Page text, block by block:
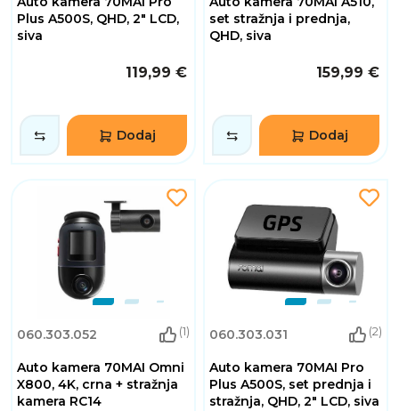
Plus A500S, QHD, 2" LCD,
siva
119,99 €
Dodaj
set stražnja i prednja,
QHD, siva
159,99 €
Dodaj
060.303.052 (1)
Auto kamera 70MAI Omni
X800, 4K, crna + stražnja
kamera RC14
060.303.031 (2)
Auto kamera 70MAI Pro
Plus A500S, set prednja i
stražnja, QHD, 2" LCD, siva